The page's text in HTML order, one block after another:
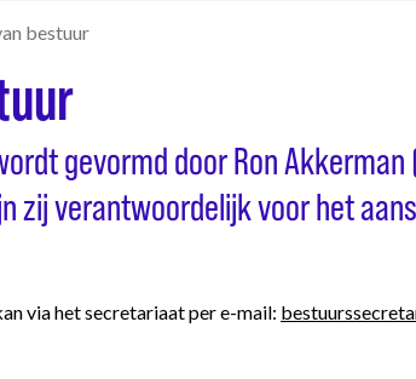
bestuur
gevormd door Ron
zij verantwoordelijk voor het
via het secretariaat per e-mail: